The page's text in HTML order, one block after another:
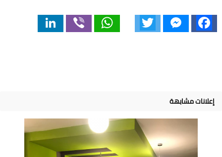
Facebook
Messenger
WhatsApp
إعلانات مشابهة